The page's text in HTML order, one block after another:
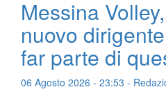
Messina
nuovo
far parte di
06 Agosto 2026 - 23:53 -